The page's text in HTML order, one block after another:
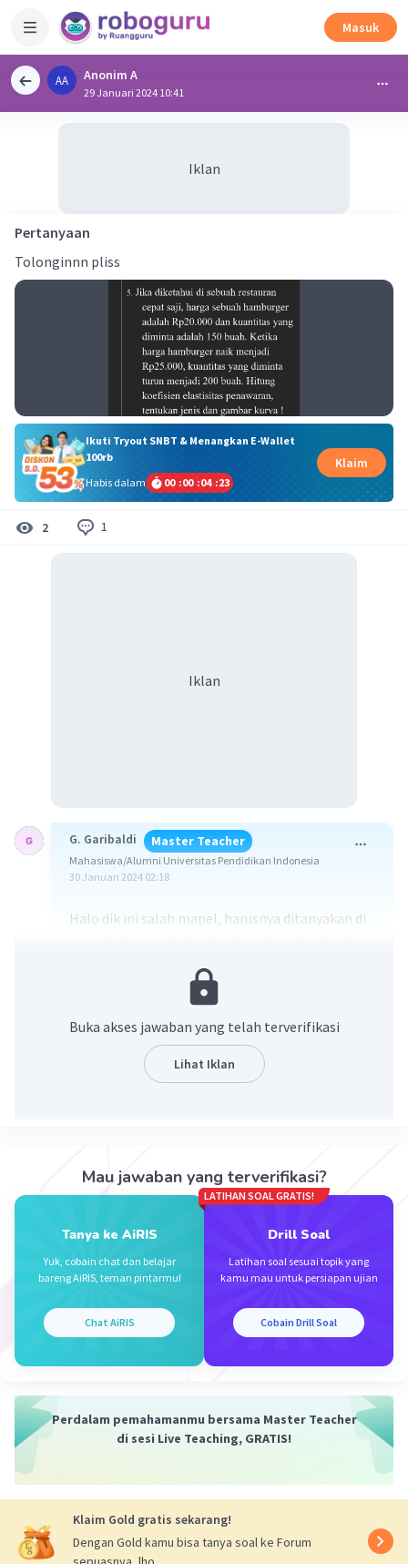
Masuk
AA Anonim A
29 Januari 2024 10:41
Iklan
Pertanyaan
Tolonginnn pliss
Ikuti Tryout SNBT & Menangkan E-Wallet
100rb
Habis dalam
00 :00 :04 :23
Klaim
2 1
Iklan
G. Garibaldi Master Teacher
Mahasiswa/Alumni Universitas Pendidikan Indonesia
30 Januari 2024 02:18
Halo dik ini salah mapel, harusnya ditanyakan di
Buka akses jawaban yang telah terverifikasi
Lihat Iklan
Mau jawaban yang terverifikasi?
Tanya ke AiRIS
Yuk, cobain chat dan belajar
bareng AiRIS, teman pintarmu!
Chat AiRIS
LATIHAN SOAL GRATIS!
Drill Soal
Latihan soal sesuai topik yang
kamu mau untuk persiapan ujian
Cobain Drill Soal
Perdalam pemahamanmu bersama Master Teacher
di sesi Live Teaching, GRATIS!
Klaim Gold gratis sekarang!
Dengan Gold kamu bisa tanya soal ke Forum